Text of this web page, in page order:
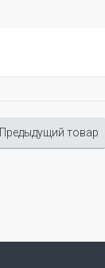
Предыдущий товар